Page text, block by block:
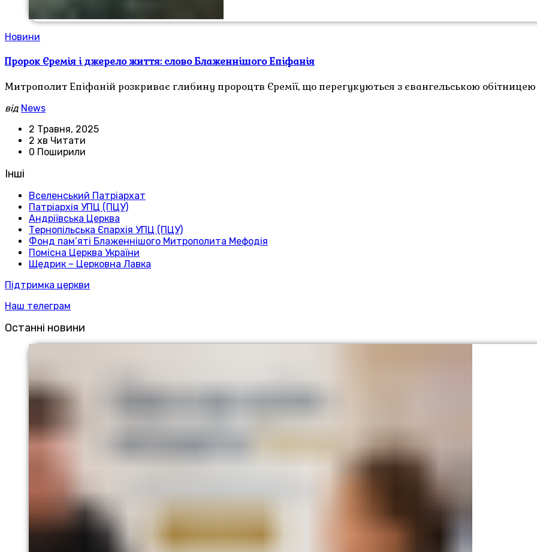
Новини
Пророк Єремія і джерело життя: слово Блаженнішого Епіфанія
Митрополит Епіфаній розкриває глибину пророцтв Єремії, що перегукуються з євангельською
від News
2 Травня, 2025
2 хв Читати
0 Поширили
Інші
Вселенський Патріархат
Патріархія УПЦ (ПЦУ)
Андріївська Церква
Тернопільська Єпархія УПЦ (ПЦУ)
Фонд пам’яті Блаженнішого Митрополита Мефодія
Помісна Церква України
Щедрик – Церковна Лавка
Підтримка церкви
Наш телеграм
Останні новини